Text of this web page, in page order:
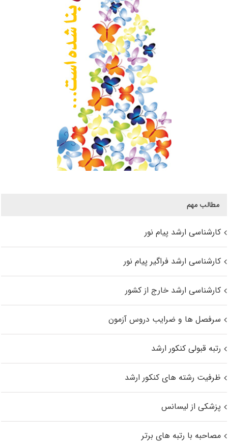
مطالب مهم
کارشناسی ارشد پیام نور
کارشناسی ارشد فراگیر پیام نور
کارشناسی ارشد خارج از کشور
سرفصل ها و ضرایب دروس آزمون
رتبه قبولی کنکور ارشد
ظرفیت رشته های کنکور ارشد
پزشکی از لیسانس
مصاحبه با رتبه های برتر